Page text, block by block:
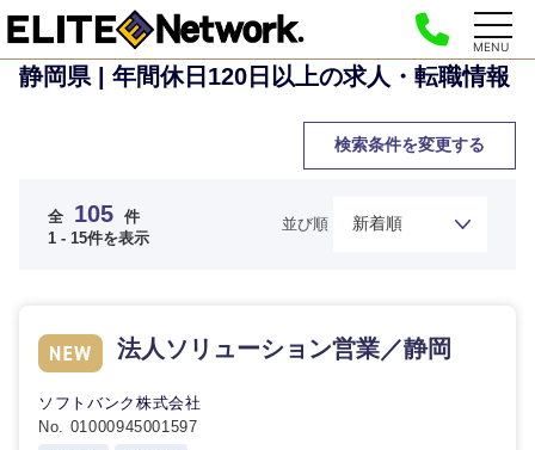
MENU
静岡県 | 年間休日120日以上の求人・転職情報
検索条件を変更する
全 105 件
1 - 15件を表示
並び順
法人ソリューション営業／静岡
ソフトバンク株式会社
No. 01000945001597